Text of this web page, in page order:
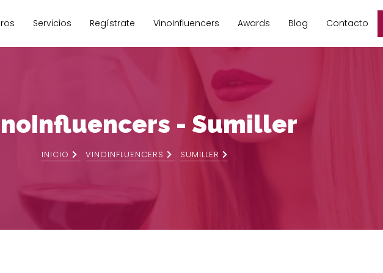
principal
Servicios Regístrate VinoInfluencers Awards Blog Contacto
- Sumiller
INICIO VINOINFLUENCERS SUMILLER